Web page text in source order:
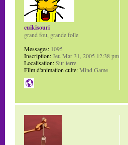
cuikisouri
grand fou, grande folle
Messages: 1095
Inscription:Jeu Mar 31, 2005 12:38 pm
Localisation:Sur terre
Film d'animation culte:Mind Game